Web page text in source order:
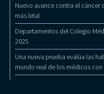
Nuevo avance contra el
más letal
Departamentos del Colegio
2025
Una nueva prueba evalúa las
mundo real de los médicos